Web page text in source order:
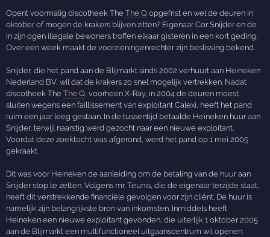
Opent voormalig discotheek TheThe Q opgefrist en wel de deuren in
oktober of mogen de krakers blijven zitten? Eigenaar Cor Snijder en de
in zijn ogen illegale bewoners troffen elkaar gisteren in een kort geding.
Over een week maakt de voorzieningenrechter zijn beslissing bekend.
Snijder, die het pand aan de Blijmarkt sinds 2002 verhuurt aan Heineken
Nederland BV, wil dat de krakers zo snel mogelijk vertrekken. Nadat
discotheek TheThe Q , voorheen X-Ray, in 2004 de deuren moest
sluiten wegens een faillissement van exploitant Calexi, heeft het pand
ruim een jaar leeg gestaan. In de tussentijd betaalde Heineken huur aan
Snijder, terwijl naarstig werd gezocht naar een nieuwe exploitant.
Voordat deze zoektocht was afgerond, werd het pand op 1 mei 2005
gekraakt.
Dit was voor Heineken de aanleiding om de betaling van de huur aan
Snijder stop te zetten. Volgens mr. Teunis, die de eigenaar terzijde staat,
heeft dit verstrekkende financiële gevolgen voor zijn cliënt. De huur is
namelijk zijn belangrijkste bron van inkomsten. Inmiddels heeft
Heineken een nieuwe exploitant gevonden, die uiterlijk 1 oktober 2005
aan de Blijmarkt een multifunctioneel uitgaanscentrum wil openen.